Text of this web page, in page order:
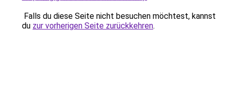
Falls du diese Seite nicht besuchen möchtest, kannst
du zur vorherigen Seite zurückkehren.